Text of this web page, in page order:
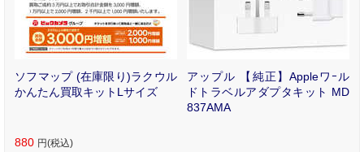
ソフマップ (在庫限り)ラクウル
かんたん買取キットLサイズ
880 円(税込)
アップル 【純正】Appleワｰル
ドトラベルアダプタキット MD
837AMA